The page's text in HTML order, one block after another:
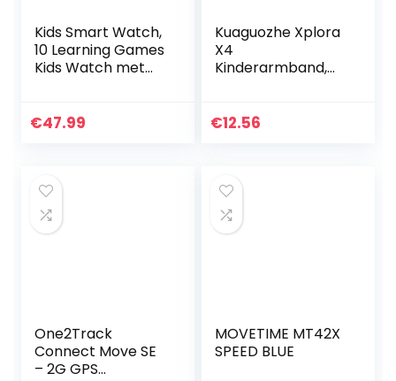
Kids Smart Watch,
10 Learning Games
Kids Watch met
Smartwatch,
€47.99
Kuaguozhe Xplora
X4
Kinderarmband,
armband, zacht,
€12.56
One2Track
Connect Move SE
– 2G GPS
MOVETIME MT42X
SPEED BLUE